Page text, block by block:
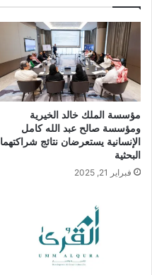
مؤسسة الملك خالد الخيرية
ومؤسسة صالح عبد الله كامل
الإنسانية يستعرضان نتائج شراكتهما
البحثية
فبراير 21, 2025